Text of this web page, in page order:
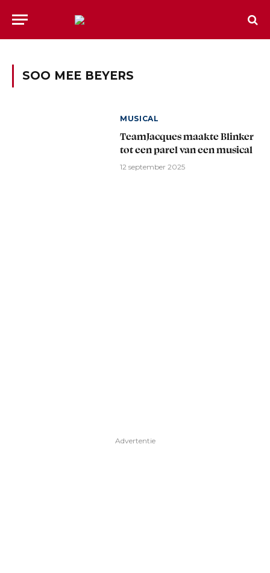
SOO MEE BEYERS
MUSICAL
TeamJacques maakte Blinker
tot een parel van een musical
12 september 2025
Advertentie